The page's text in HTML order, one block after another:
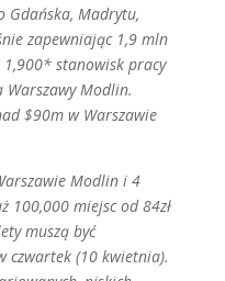
Gdańska, Madrytu,
zapewniając 1,9 mln
stanowisk pracy
Warszawy Modlin.
$90m w Warszawie
Modlin i 4
100,000 miejsc od 84zł
muszą być
czwartek (10 kwietnia).